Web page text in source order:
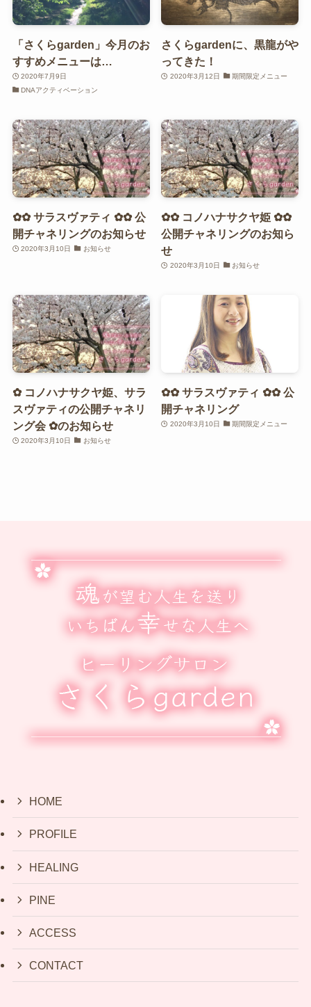
「さくらgarden」今月のお
すすめメニューは…
2020年7月9日
DNAアクティベーション
さくらgardenに、黒龍がや
ってきた！
2020年3月12日 期間限定メニュー
✿✿ サラスヴァティ ✿✿ 公
開チャネリングのお知らせ
2020年3月10日 お知らせ
✿✿ コノハナサクヤ姫 ✿✿
公開チャネリングのお知ら
せ
2020年3月10日 お知らせ
✿ コノハナサクヤ姫、サラ
スヴァティの公開チャネリ
ング会 ✿のお知らせ
2020年3月10日 お知らせ
✿✿ サラスヴァティ ✿✿ 公
開チャネリング
2020年3月10日 期間限定メニュー
HOME
PROFILE
HEALING
PINE
ACCESS
CONTACT